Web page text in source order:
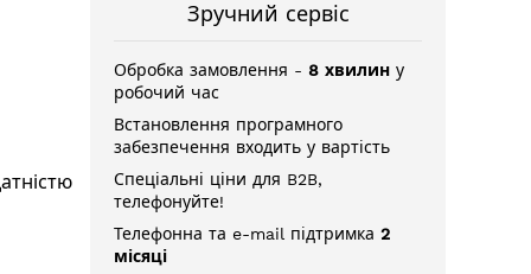
Зручний сервіс
Обробка замовлення - 8 хвилин у
робочий час
Встановлення програмного
забезпечення входить у вартість
Спеціальні ціни для B2B,
телефонуйте!
Телефонна та e-mail підтримка 2
місяці